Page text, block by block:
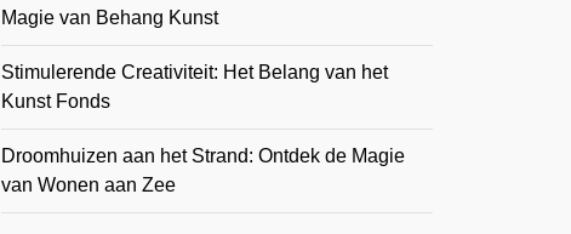
Magie van Behang Kunst
Stimulerende Creativiteit: Het Belang van het
Kunst Fonds
Droomhuizen aan het Strand: Ontdek de Magie
van Wonen aan Zee